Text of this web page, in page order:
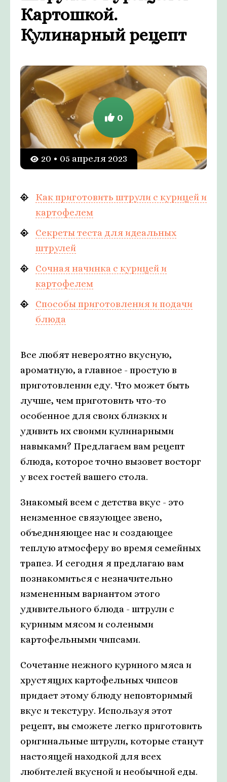
Картошкой.
Кулинарный рецепт
20 • 05 апреля 2023
0
Как приготовить штрули с курицей и
картофелем
Секреты теста для идеальных
штрулей
Сочная начинка с курицей и
картофелем
Способы приготовления и подачи
блюда
Все любят невероятно вкусную,
ароматную, а главное - простую в
приготовлении еду. Что может быть
лучше, чем приготовить что-то
особенное для своих близких и
удивить их своими кулинарными
навыками? Предлагаем вам рецепт
блюда, которое точно вызовет восторг
у всех гостей вашего стола.
Знакомый всем с детства вкус - это
неизменное связующее звено,
объединяющее нас и создающее
теплую атмосферу во время семейных
трапез. И сегодня я предлагаю вам
познакомиться с незначительно
измененным вариантом этого
удивительного блюда - штрули с
куриным мясом и солеными
картофельными чипсами.
Сочетание нежного куриного мяса и
хрустящих картофельных чипсов
придает этому блюду неповторимый
вкус и текстуру. Используя этот
рецепт, вы сможете легко приготовить
оригинальные штрули, которые станут
настоящей находкой для всех
любителей вкусной и необычной еды.